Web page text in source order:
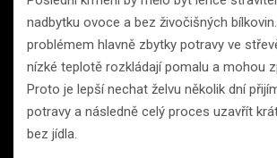
nadbytku ovoce a bez živočišných
problémem hlavně zbytky potravy ve
nízké teplotě rozkládají pomalu a mohou
Proto je lepší nechat želvu několik dní
potravy a následně celý proces uzavřít
bez jídla.